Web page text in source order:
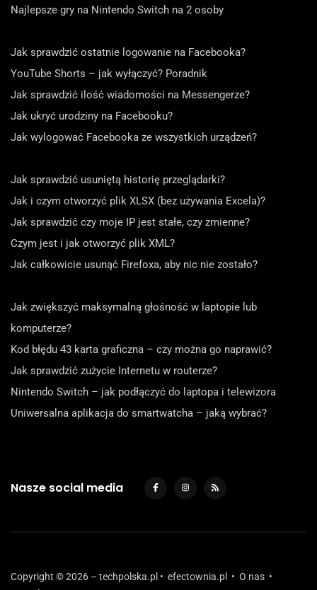
Najlepsze gry na Nintendo Switch na 2 osoby
Jak sprawdzić ostatnie logowanie na Facebooka?
YouTube Shorts – jak wyłączyć? Poradnik
Jak sprawdzić ilość wiadomości na Messengerze?
Jak ukryć urodziny na Facebooku?
Jak wylogować Facebooka ze wszystkich urządzeń?
Jak sprawdzić usuniętą historię przeglądarki?
Jak i czym otworzyć plik XLSX (bez używania Excela)?
Jak sprawdzić czy moje IP jest stałe, czy zmienne?
Czym jest i jak otworzyć plik XML?
Jak całkowicie usunąć Firefoxa, aby nic nie zostało?
Jak zwiększyć maksymalną głośność w laptopie lub
komputerze?
Kod błędu 43 karta graficzna – czy można go naprawić?
Jak sprawdzić zużycie Internetu w routerze?
Nintendo Switch – jak podłączyć do laptopa i telewizora
Uniwersalna aplikacja do smartwatcha – jaką wybrać?
Nasze social media
Copyright © 2026 – techpolska.pl • efectownia.pl • O nas •